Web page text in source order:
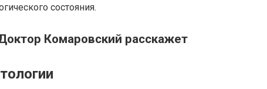
состояния.
Комаровский расскажет